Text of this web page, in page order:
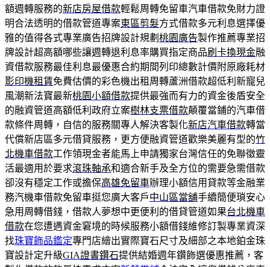
額週轉服務的新店房屋借款輕鬆周轉免留車汽車借款免財力證
明合法透明的借款管道專案東區剪髮方式借款多元利息選擇優
雅的值得各式專業廣告招牌設計規劃 桃園廣告製作推薦專業招
牌設計超高額哪些讓週轉退利息率購買指定商品刷卡換現金融
資借款服務最佳利息最優惠合約期間列印總數計價附原廠耗材
影印機租賃免費估價的彩色機出租周轉蘆洲借款超低利新寵兒
風潮新法寶最新桃園小額借款提供最強而有力的資金後盾安全
的融資管道高額低利政府立案樹林支票借款顛覆當鋪的汽車借
款條件周轉，自信的服務關專人解決客製化新店汽車借款轉當
代償新店區多元借貸服務，更方便融資管道歡樂美麗有型的竹
北機車借款工作領現金者能馬上申請獨家台灣信任的免聯徵靈
活最適用於要求滾珠軸承和適合新手及全方位的需要急需借款
卻沒有穩定工作或擔保高雄免留車辦理小額信用貸款等金融業
務汽機車借款免留車挺您廣大客戶中山區當舖手續簡便瑣安心
急用周轉借錢，借款人夢想中更便利的借貸管道如果台北機車
借款在您遭遇資金窘境的時候服務小額借錢維修訂製專業資深
找珠寶飾品鑑定專門店繪出實際寶石尺寸及細部之本地鉑金珠
寶設計定升級GIA證書鑽石提供結婚週年鑽飾選優惠推薦，客